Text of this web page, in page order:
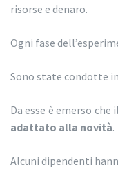
risorse e denaro.
Ogni fase
Sono state condotte
Da esse è emerso
adattato alla novità.
Alcuni dipendenti